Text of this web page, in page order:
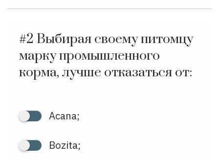
#2 Выбирая своему питомцу
марку промышленного
корма, лучше отказаться от:
Acana;
Bozita;